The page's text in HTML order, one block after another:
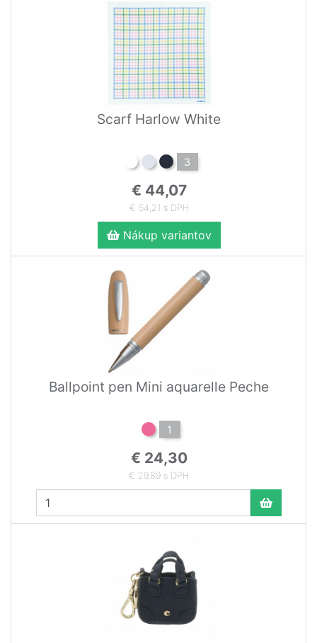
Scarf Harlow White
3
€ 44,07
€ 54,21 s DPH
Nákup variantov
Ballpoint pen Mini aquarelle Peche
1
€ 24,30
€ 29,89 s DPH